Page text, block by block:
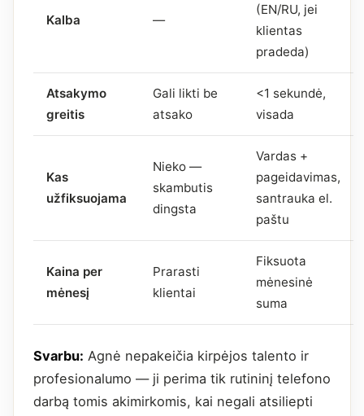
Kalba —
(EN/RU, jei
klientas
pradeda)
Atsakymo
greitis
Gali likti be
atsako
<1 sekundė,
visada
Kas
užfiksuojama
Nieko —
skambutis
dingsta
Vardas +
pageidavimas,
santrauka el.
paštu
Kaina per
mėnesį
Prarasti
klientai
Fiksuota
mėnesinė
suma
Svarbu: Agnė nepakeičia kirpėjos talento ir
profesionalumo — ji perima tik rutininį telefono
darbą tomis akimirkomis, kai negali atsiliepti